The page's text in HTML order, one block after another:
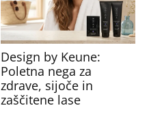
Design by Keune:
Poletna nega za
zdrave, sijoče in
zaščitene lase